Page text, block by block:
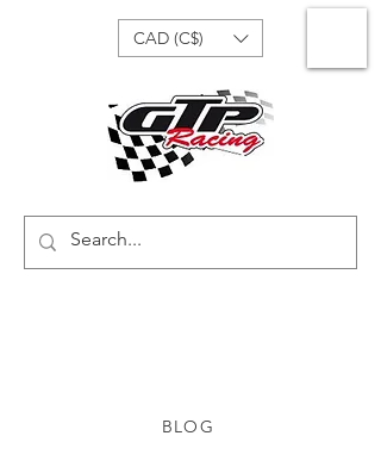
CAD (C$)
BLOG